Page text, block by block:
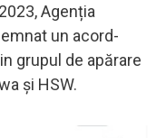
Agenția
un acord-
grupul de apărare
și HSW.